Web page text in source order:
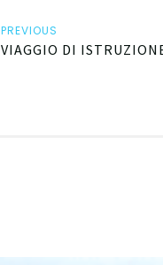
PREVIOUS
VIAGGIO DI